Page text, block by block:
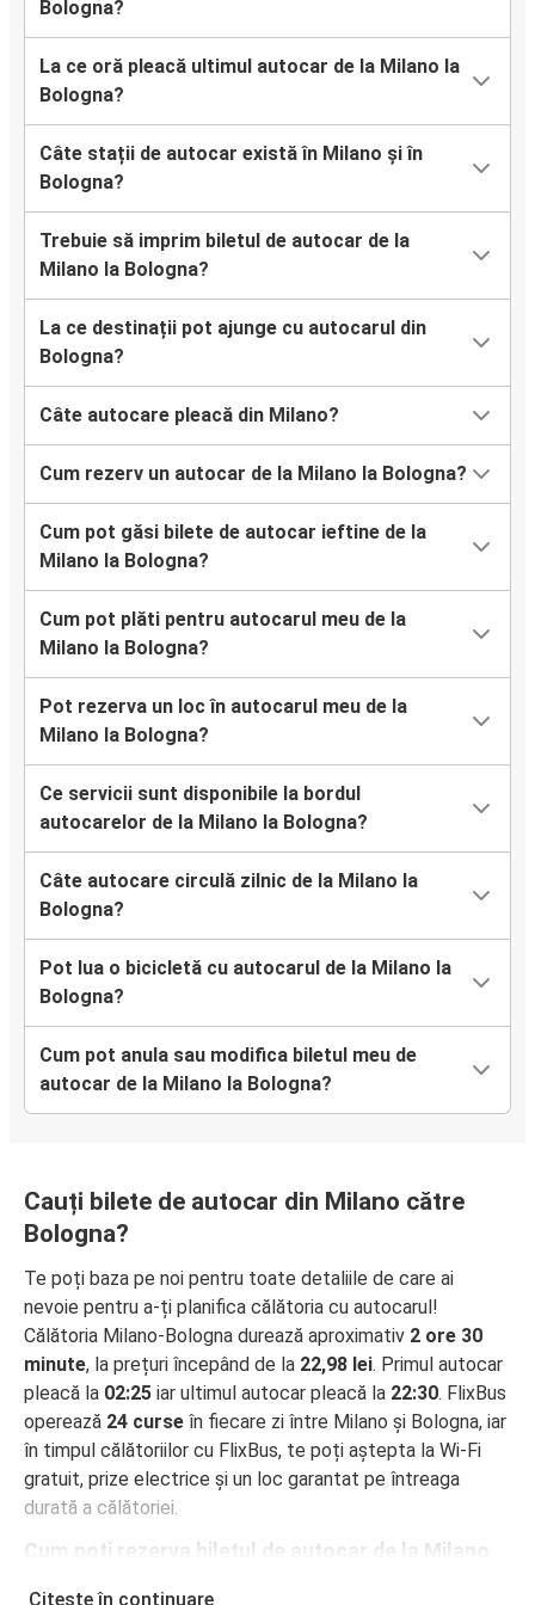
Bologna?
La ce oră pleacă ultimul autocar de la Milano la
Bologna?
Câte stații de autocar există în Milano și în
Bologna?
Trebuie să imprim biletul de autocar de la
Milano la Bologna?
La ce destinații pot ajunge cu autocarul din
Bologna?
Câte autocare pleacă din Milano?
Cum rezerv un autocar de la Milano la Bologna?
Cum pot găsi bilete de autocar ieftine de la
Milano la Bologna?
Cum pot plăti pentru autocarul meu de la
Milano la Bologna?
Pot rezerva un loc în autocarul meu de la
Milano la Bologna?
Ce servicii sunt disponibile la bordul
autocarelor de la Milano la Bologna?
Câte autocare circulă zilnic de la Milano la
Bologna?
Pot lua o bicicletă cu autocarul de la Milano la
Bologna?
Cum pot anula sau modifica biletul meu de
autocar de la Milano la Bologna?
Cauți bilete de autocar din Milano către
Bologna?
Te poți baza pe noi pentru toate detaliile de care ai
nevoie pentru a-ți planifica călătoria cu autocarul!
Călătoria Milano-Bologna durează aproximativ 2 ore 30
minute, la prețuri începând de la 22,98 lei. Primul autocar
pleacă la 02:25 iar ultimul autocar pleacă la 22:30. FlixBus
operează 24 curse în fiecare zi între Milano și Bologna, iar
în timpul călătoriilor cu FlixBus, te poți aștepta la Wi-Fi
gratuit, prize electrice și un loc garantat pe întreaga
durată a călătoriei.
Cum poți rezerva biletul de autocar de la Milano
Citește în continuare